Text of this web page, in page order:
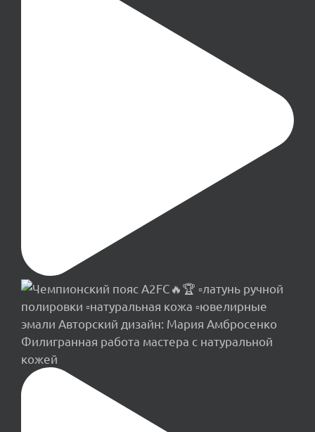
Филигранная работа мастера с натуральной
кожей